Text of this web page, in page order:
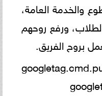
والخدمة العامة،
ورفع روحهم
بروح الفريق.